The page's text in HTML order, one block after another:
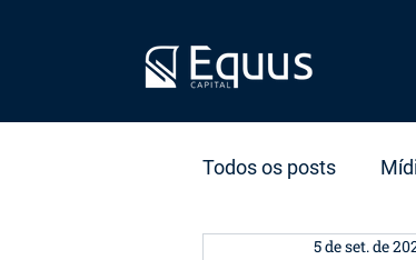
Todos os posts
5 de set. de